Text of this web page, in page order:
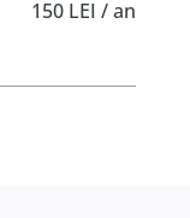
150 LEI / an